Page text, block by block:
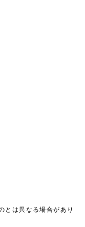
とは異なる場合があり